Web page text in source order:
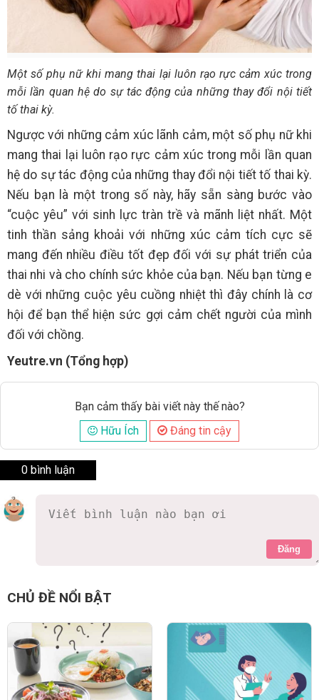
Một số phụ nữ khi mang thai lại luôn rạo rực cảm xúc trong
mỗi lần quan hệ do sự tác động của những thay đổi nội tiết
tố thai kỳ.
Ngược với những cảm xúc lãnh cảm, một số phụ nữ khi
mang thai lại luôn rạo rực cảm xúc trong mỗi lần quan
hệ do sự tác động của những thay đổi nội tiết tố thai kỳ.
Nếu bạn là một trong số này, hãy sẵn sàng bước vào
“cuộc yêu” với sinh lực tràn trề và mãnh liệt nhất. Một
tinh thần sảng khoải với những xúc cảm tích cực sẽ
mang đến nhiều điều tốt đẹp đối với sự phát triển của
thai nhi và cho chính sức khỏe của bạn. Nếu bạn từng e
dè với những cuộc yêu cuồng nhiệt thì đây chính là cơ
hội để bạn thể hiện sức gợi cảm chết người của mình
đối với chồng.
Yeutre.vn (Tổng hợp)
Bạn cảm thấy bài viết này thế nào?
Hữu Ích
Đáng tin cậy
0 bình luận
Đăng
CHỦ ĐỀ NỔI BẬT